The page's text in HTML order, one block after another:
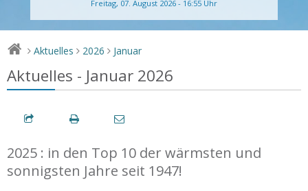
Freitag, 07. August 2026 - 16:55 Uhr
> Aktuelles > 2026 > Januar
Aktuelles - Januar 2026
2025 : in den Top 10 der wärmsten und
sonnigsten Jahre seit 1947!